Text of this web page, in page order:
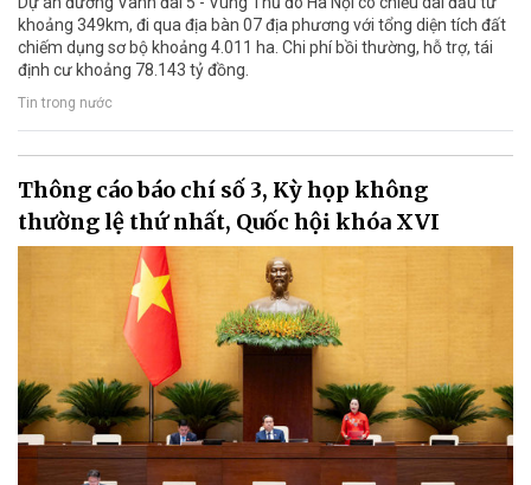
khoảng 349km, đi qua địa bàn 07 địa phương với tổng diện tích đất
chiếm dụng sơ bộ khoảng 4.011 ha. Chi phí bồi thường, hỗ trợ, tái
định cư khoảng 78.143 tỷ đồng.
Tin trong nước
Thông cáo báo chí số 3, Kỳ họp không
thường lệ thứ nhất, Quốc hội khóa XVI